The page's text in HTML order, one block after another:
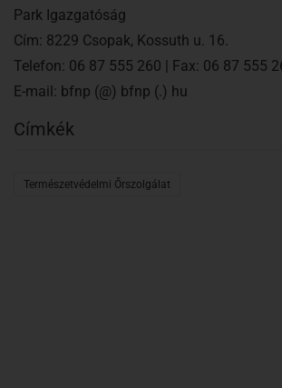
Park Igazgatóság
Cím: 8229 Csopak, Kossuth u. 16.
Telefon: 06 87 555 260 | Fax: 06 87 555
E-mail: bfnp (@) bfnp (.) hu
Címkék
Természetvédelmi Őrszolgálat